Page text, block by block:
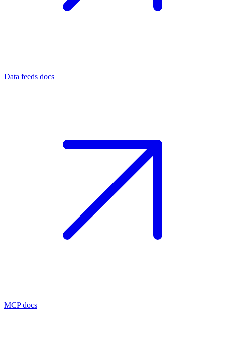
Data feeds docs
MCP docs